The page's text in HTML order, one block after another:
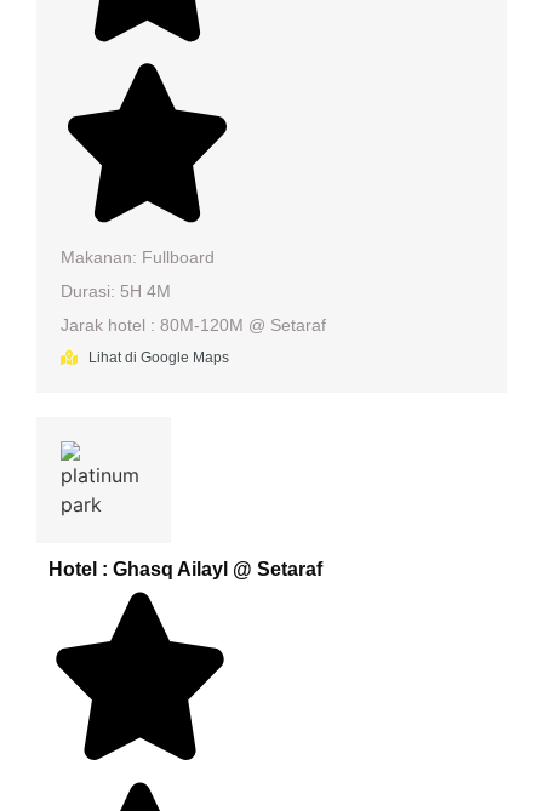
Makanan: Fullboard
Durasi: 5H 4M
Jarak hotel : 80M-120M @ Setaraf
Lihat di Google Maps
Hotel : Ghasq Ailayl @ Setaraf